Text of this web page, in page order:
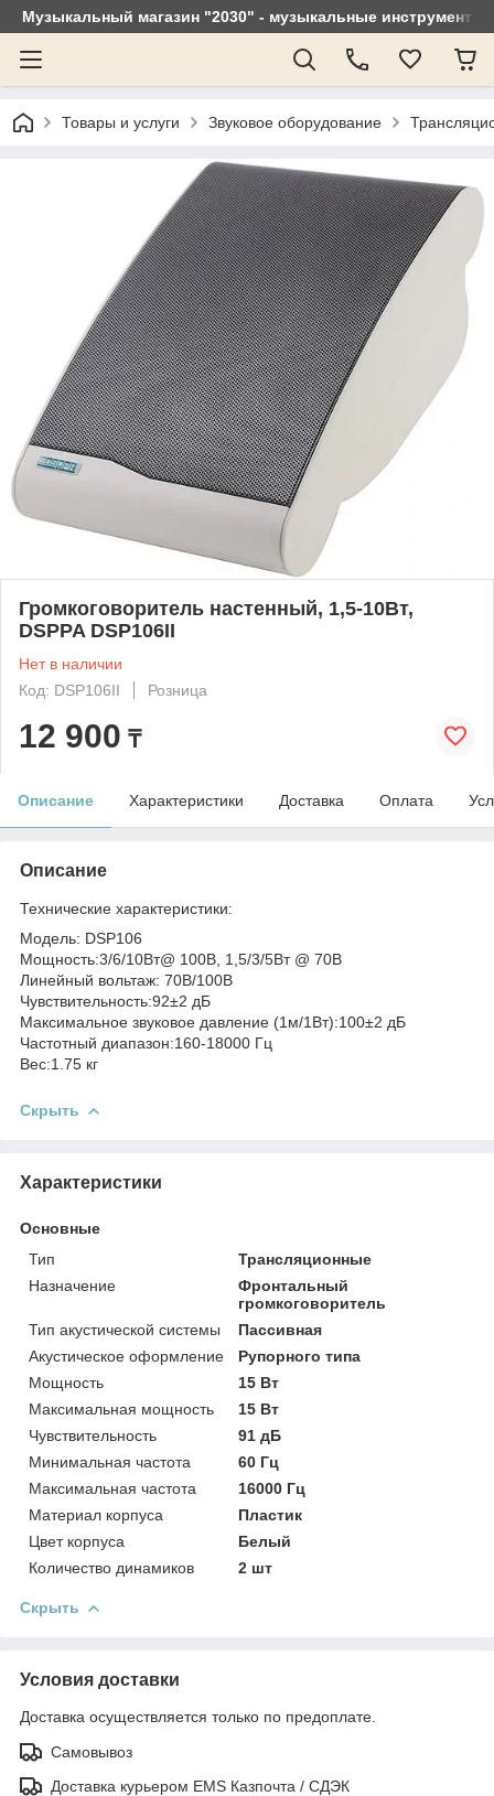
Музыкальный магазин "2030" - музыкальные
Товары и услуги Звуковое оборудование
Громкоговоритель настенный, 1,5-10Вт,
DSPPA DSP106II
Нет в наличии
Код: DSP106II
Розница
12 900 ₸
Описание Характеристики Доставка Оплата
Описание
Технические характеристики:
Модель: DSP106
Мощность:3/6/10Вт@ 100В, 1,5/3/5Вт @ 70В
Линейный вольтаж: 70В/100В
Чувствительность:92±2 дБ
Максимальное звуковое давление (1м/1Вт):100±2 дБ
Частотный диапазон:160-18000 Гц
Вес:1.75 кг
Скрыть
Характеристики
Основные
Тип
Трансляционные
Назначение
Фронтальный
громкоговоритель
Тип акустической системы
Пассивная
Акустическое оформление
Рупорного типа
Мощность
15 Вт
Максимальная мощность
15 Вт
Чувствительность
91 дБ
Минимальная частота
60 Гц
Максимальная частота
16000 Гц
Материал корпуса
Пластик
Цвет корпуса
Белый
Количество динамиков
2 шт
Скрыть
Условия доставки
Доставка осуществляется только по предоплате.
Самовывоз
Доставка курьером EMS Казпочта / СДЭК